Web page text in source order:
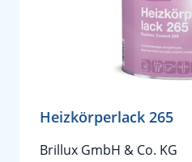
Heizkörperlack 265
Brillux GmbH & Co. KG